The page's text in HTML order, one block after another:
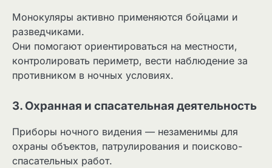
Монокуляры активно применяются бойцами и
разведчиками.
Они помогают ориентироваться на местности,
контролировать периметр, вести наблюдение за
противником в ночных условиях.
3. Охранная и спасательная деятельность
Приборы ночного видения — незаменимы для
охраны объектов, патрулирования и поисково-
спасательных работ.